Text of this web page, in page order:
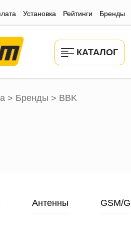
Установка Рейтинги Бренды
КАТАЛОГ
> Бренды > BBK
Антенны GSM/